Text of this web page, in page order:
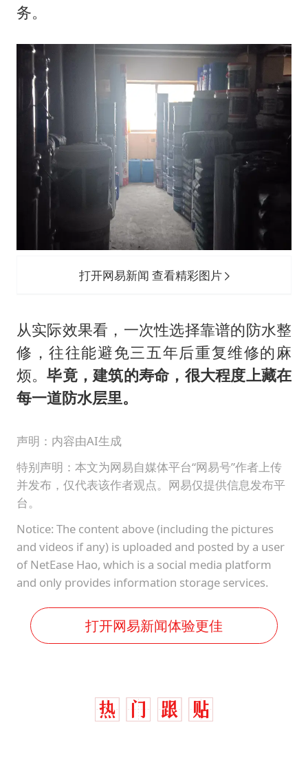
务。
打开网易新闻 查看精彩图片
从实际效果看，一次性选择靠谱的防水整
修，往往能避免三五年后重复维修的麻
烦。毕竟，建筑的寿命，很大程度上藏在
每一道防水层里。
声明：内容由AI生成
特别声明：本文为网易自媒体平台“网易号”作者上传
并发布，仅代表该作者观点。网易仅提供信息发布平
台。
Notice: The content above (including the pictures
and videos if any) is uploaded and posted by a user
of NetEase Hao, which is a social media platform
and only provides information storage services.
打开网易新闻体验更佳